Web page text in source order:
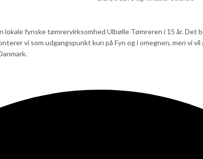
fynske tømrervirksomhed Ulbølle Tømreren i 15 år. Det
vi som udgangspunkt kun på Fyn og i omegnen, men vi